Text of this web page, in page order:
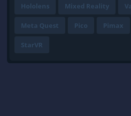
Hololens Mixed Reality
Meta Quest Pico Pimax
StarVR